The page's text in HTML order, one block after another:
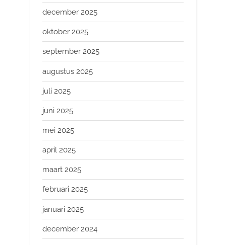
december 2025
oktober 2025
september 2025
augustus 2025
juli 2025
juni 2025
mei 2025
april 2025
maart 2025
februari 2025
januari 2025
december 2024